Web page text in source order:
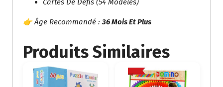
Cartes De Défis (54 Modèles)
👉 Âge Recommandé :36 Mois Et Plus
Produits Similaires